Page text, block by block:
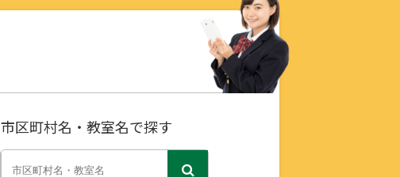
市区町村名・教室名で探す